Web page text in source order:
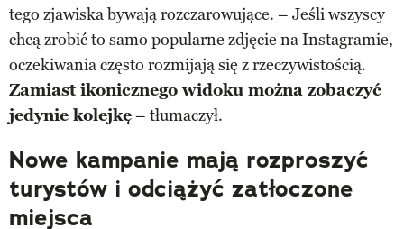
tego zjawiska bywają rozczarowujące. – Jeśli wszyscy
chcą zrobić to samo popularne zdjęcie na Instagramie,
oczekiwania często rozmijają się z rzeczywistością.
Zamiast ikonicznego widoku można zobaczyć
jedynie kolejkę– tłumaczył.
Nowe kampanie mają rozproszyć
turystów i odciążyć zatłoczone
miejsca